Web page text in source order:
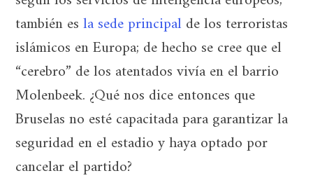
también esla sede principalde los terroristas
islámicos en Europa; de hecho se cree que el
“cerebro” de los atentados vivía en el barrio
Molenbeek. ¿Qué nos dice entonces que
Bruselas no esté capacitada para garantizar la
seguridad en el estadio y haya optado por
cancelar el partido?